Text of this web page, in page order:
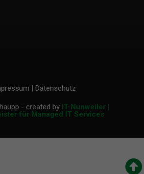
- created by IT-Nunweiler |
für Managed IT Services
| Datenschutz